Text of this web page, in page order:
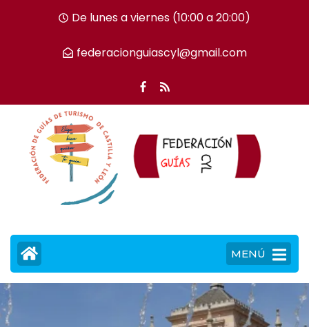
De lunes a viernes (10:00 a 20:00)
federacionguiascyl@gmail.com
MENÚ